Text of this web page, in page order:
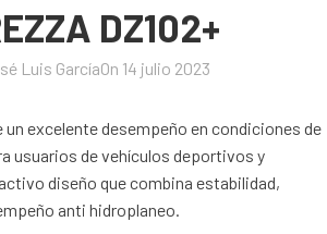
DZ102+
Luis GarcíaOn 14 julio 2023
un excelente desempeño en condiciones de
usuarios de vehículos deportivos y
diseño que combina estabilidad,
anti hidroplaneo.